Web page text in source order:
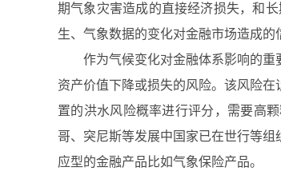
期气象灾害造成的直接经济损失，和
生、气象数据的变化对金融市场造成的
作为气候变化对金融体系影响的
资产价值下降或损失的风险。该风险
置的洪水风险概率进行评分，需要高
哥、突尼斯等发展中国家已在世行等
应型的金融产品比如气象保险产品。